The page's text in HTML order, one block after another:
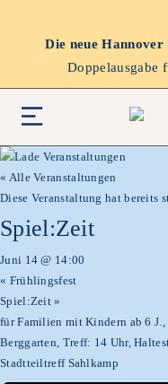
Die neue
Doppelausgabe
« Alle Veranstaltungen
Diese Veranstaltung hat bereits
Spiel:Zeit
Juni 14 @ 14:00
« Frühlingsfest
Spiel:Zeit»
für Familien mit Kindern ab 6
Berggarten, Treff: 14 Uhr,
Stadtteiltreff Sahlkamp